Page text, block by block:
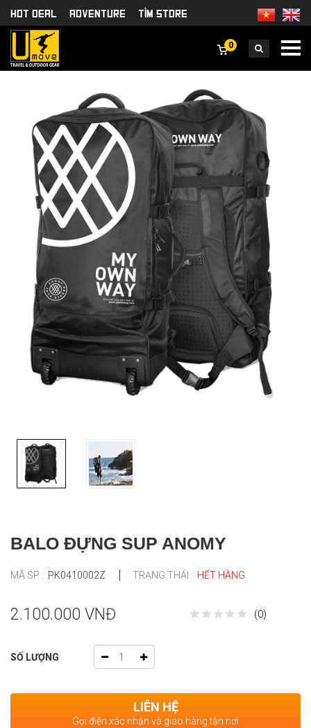
HOT DEAL Adventure TÌm Store
0
BALO ĐỰNG SUP ANOMY
MÃ SP : PK0410002Z TRẠNG THÁI : HẾT HÀNG
2.100.000 VNĐ (0)
SỐ LƯỢNG
LIÊN HỆ
Gọi điện xác nhận và giao hàng tận nơi